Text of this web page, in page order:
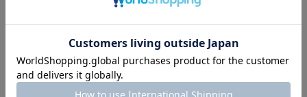
磨き上げたわずか1mm足らずの繊維層